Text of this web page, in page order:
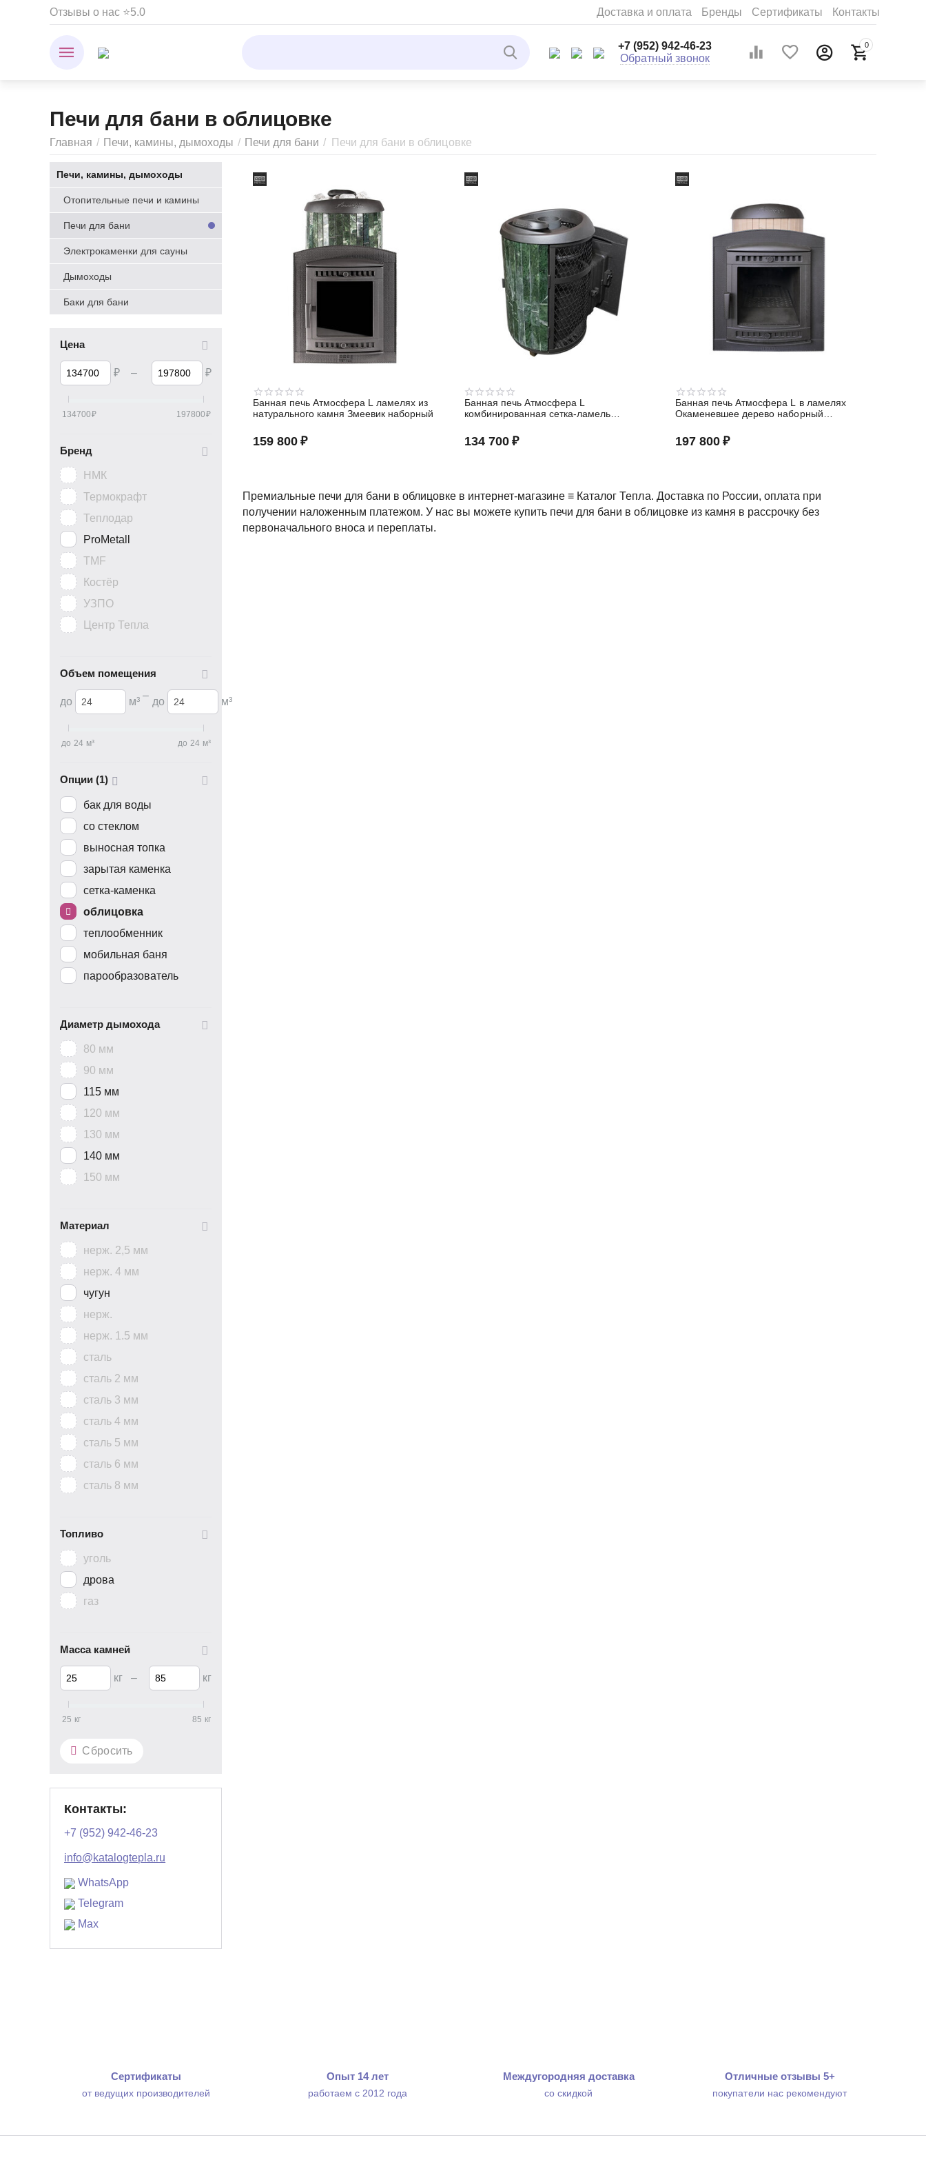
Отзывы о нас ⭐5.0 Доставка и оплата Бренды Сертификаты Контакты
+7 (952) 942-46-23
Обратный звонок
0
Печи для бани в облицовке
Главная / Печи, камины, дымоходы / Печи для бани / Печи для бани в облицовке
Премиальные печи для бани в облицовке в интернет-магазине ≡ Каталог Тепла. Доставка по России, оплата при
получении наложенным платежом. У нас вы можете купить печи для бани в облицовке из камня в рассрочку без
первоначального вноса и переплаты.
Банная печь Атмосфера L ламелях из
натурального камня Змеевик наборный
159 800 ₽
Банная печь Атмосфера L
комбинированная сетка-ламель
134 700 ₽
Банная печь Атмосфера L в ламелях
Окаменевшее дерево наборный
197 800 ₽
Печи, камины, дымоходы
Отопительные печи и камины
Печи для бани
Электрокаменки для сауны
Дымоходы
Баки для бани
Цена
₽ – ₽
134700₽ 197800₽
Бренд
НМК
Термокрафт
Теплодар
ProMetall
TMF
Костёр
УЗПО
Центр Тепла
Объем помещения
до м³
–
до м³
‎до 24 м³ ‎до 24 м³
Опции (1)
бак для воды
со стеклом
выносная топка
зарытая каменка
сетка-каменка
облицовка
теплообменник
мобильная баня
парообразователь
Диаметр дымохода
80 мм
90 мм
115 мм
120 мм
130 мм
140 мм
150 мм
Материал
нерж. 2,5 мм
нерж. 4 мм
чугун
нерж.
нерж. 1.5 мм
сталь
сталь 2 мм
сталь 3 мм
сталь 4 мм
сталь 5 мм
сталь 6 мм
сталь 8 мм
Топливо
уголь
дрова
газ
Масса камней
кг – кг
25 кг 85 кг
Сбросить
Контакты:
+7 (952) 942-46-23
info@katalogtepla.ru
WhatsApp
Telegram
Max
Сертификаты
от ведущих производителей
Опыт 14 лет
работаем с 2012 года
Междугородняя доставка
со скидкой
Отличные отзывы 5+
покупатели нас рекомендуют